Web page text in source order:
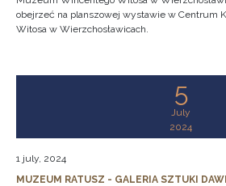
obejrzeć na planszowej wystawie w Centrum
Witosa w Wierzchosławicach.
5
July
2024
1 july, 2024
MUZEUM RATUSZ - GALERIA SZTUKI